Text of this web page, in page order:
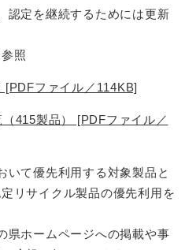
認定を継続するためには更新
照
ファイル／114KB]
415製品） [PDFファイル／
て優先利用する対象製品と
リサイクル製品の優先利用を
ホームページへの掲載や事